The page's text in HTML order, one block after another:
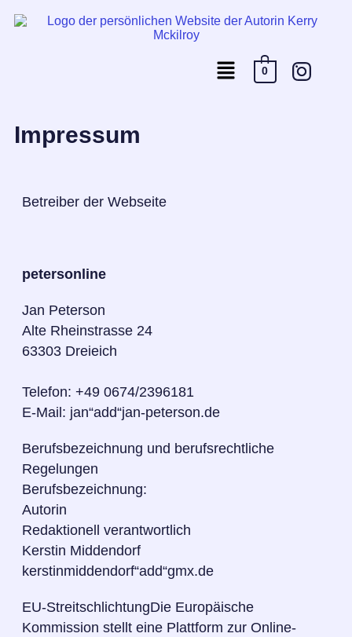
0
Impressum
Betreiber der Webseite
petersonline
Jan Peterson
Alte Rheinstrasse 24
63303 Dreieich
Telefon: +49 0674/2396181
E-Mail: jan“add“jan-peterson.de
Berufsbezeichnung und berufsrechtliche
Regelungen
Berufsbezeichnung:
Autorin
Redaktionell verantwortlich
Kerstin Middendorf
kerstinmiddendorf“add“gmx.de
EU-StreitschlichtungDie Europäische
Kommission stellt eine Plattform zur Online-